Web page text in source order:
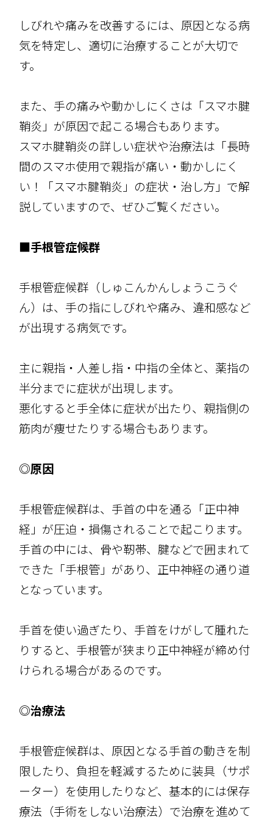
しびれや痛みを改善するには、原因となる病
気を特定し、適切に治療することが大切で
す。
また、手の痛みや動かしにくさは「スマホ腱
鞘炎」が原因で起こる場合もあります。
スマホ腱鞘炎の詳しい症状や治療法は 「長時
間のスマホ使用で親指が痛い・動かしにく
い！「スマホ腱鞘炎」の症状・治し方」 で解
説していますので、ぜひご覧ください。
■手根管症候群
手根管症候群（しゅこんかんしょうこうぐ
ん）は、手の指にしびれや痛み、違和感など
が出現する病気です。
主に親指・人差し指・中指の全体と、薬指の
半分までに症状が出現します。
悪化すると手全体に症状が出たり、親指側の
筋肉が痩せたりする場合もあります。
◎原因
手根管症候群は、手首の中を通る「正中神
経」が圧迫・損傷されることで起こります。
手首の中には、骨や靭帯、腱などで囲まれて
できた「手根管」があり、正中神経の通り道
となっています。
手首を使い過ぎたり、手首をけがして腫れた
りすると、手根管が狭まり正中神経が締め付
けられる場合があるのです。
◎治療法
手根管症候群は、原因となる手首の動きを制
限したり、負担を軽減するために装具（サポ
ーター）を使用したりなど、基本的には保存
療法（手術をしない治療法）で治療を進めて